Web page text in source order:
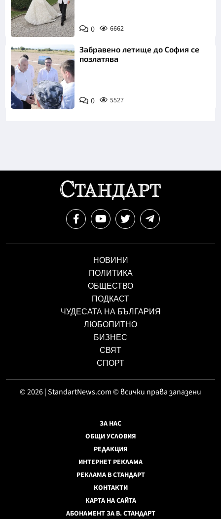
Снимка:
Инстаграм
0 6662
Забравено летище до София се
позлатява
0 5527
НОВИНИ
ПОЛИТИКА
ОБЩЕСТВО
ПОДКАСТ
ЧУДЕСАТА НА БЪЛГАРИЯ
ЛЮБОПИТНО
БИЗНЕС
СВЯТ
СПОРТ
© 2026 | StandartNews.com © всички права запазени
ЗА НАС
ОБЩИ УСЛОВИЯ
РЕДАКЦИЯ
ИНТЕРНЕТ РЕКЛАМА
РЕКЛАМА В СТАНДАРТ
КОНТАКТИ
КАРТА НА САЙТА
АБОНАМЕНТ ЗА В. СТАНДАРТ